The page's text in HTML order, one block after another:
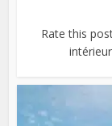
Rate this